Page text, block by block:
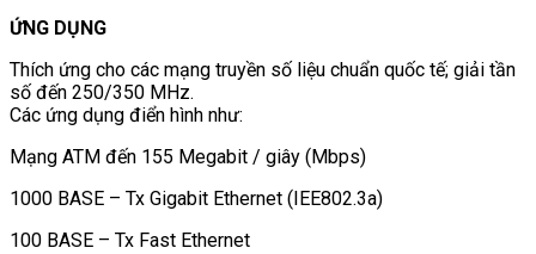
ỨNG DỤNG
Thích ứng cho các mạng truyền số liệu chuẩn quốc tế; giải tần
số đến 250/350 MHz.
Các ứng dụng điển hình như:
Mạng ATM đến 155 Megabit / giây (Mbps)
1000 BASE – Tx Gigabit Ethernet (IEE802.3a)
100 BASE – Tx Fast Ethernet